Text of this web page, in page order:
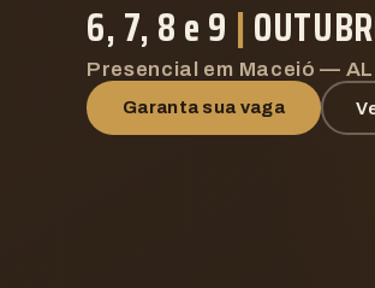
6, 7, 8 e 9 |
Presencial em Maceió —
Garanta sua vaga